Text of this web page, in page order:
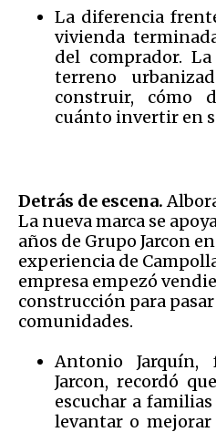
La diferencia
vivienda
del comprador.
terreno
construir, cómo
cuánto invertir en
Detrás de escena.
La nueva marca se
años de Grupo Jarcon
experiencia de
empresa empezó
construcción para
comunidades.
Antonio Jarquín,
Jarcon, recordó
escuchar a
levantar o mejorar